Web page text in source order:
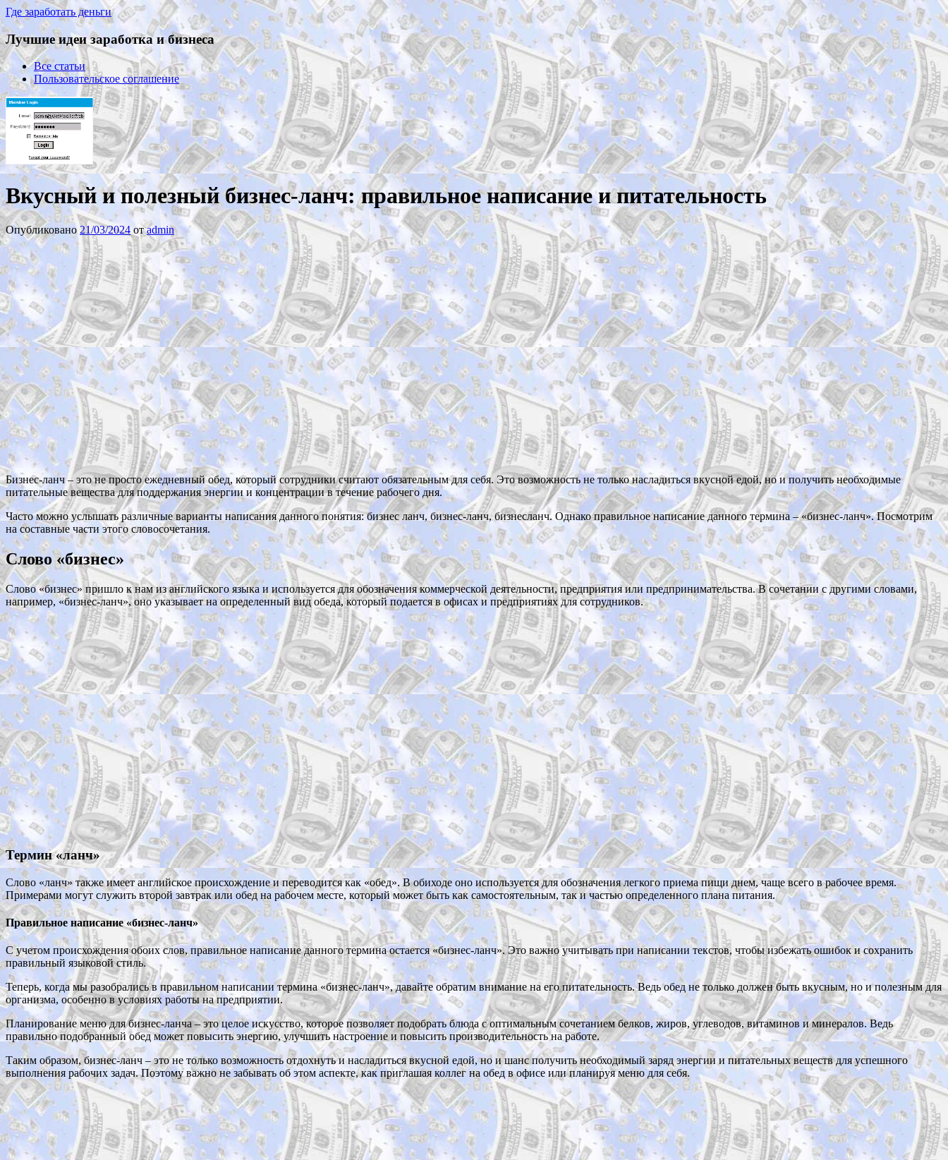
Где заработать деньги
Лучшие идеи заработка и бизнеса
Все статьи
Пользовательское соглашение
Вкусный и полезный бизнес-ланч: правильное написание и питательность
Опубликовано21/03/2024 отadmin
Бизнес-ланч – это не просто ежедневный обед, который сотрудники считают обязательным для себя. Это возможность не только насладиться вкусной едой, но и получить необходимые
питательные вещества для поддержания энергии и концентрации в течение рабочего дня.
Часто можно услышать различные варианты написания данного понятия: бизнес ланч, бизнес-ланч, бизнесланч. Однако правильное написание данного термина – «бизнес-ланч». Посмотрим
на составные части этого словосочетания.
Слово «бизнес»
Слово «бизнес» пришло к нам из английского языка и используется для обозначения коммерческой деятельности, предприятия или предпринимательства. В сочетании с другими словами,
например, «бизнес-ланч», оно указывает на определенный вид обеда, который подается в офисах и предприятиях для сотрудников.
Термин «ланч»
Слово «ланч» также имеет английское происхождение и переводится как «обед». В обиходе оно используется для обозначения легкого приема пищи днем, чаще всего в рабочее время.
Примерами могут служить второй завтрак или обед на рабочем месте, который может быть как самостоятельным, так и частью определенного плана питания.
Правильное написание «бизнес-ланч»
С учетом происхождения обоих слов, правильное написание данного термина остается «бизнес-ланч». Это важно учитывать при написании текстов, чтобы избежать ошибок и сохранить
правильный языковой стиль.
Теперь, когда мы разобрались в правильном написании термина «бизнес-ланч», давайте обратим внимание на его питательность. Ведь обед не только должен быть вкусным, но и полезным для
организма, особенно в условиях работы на предприятии.
Планирование меню для бизнес-ланча – это целое искусство, которое позволяет подобрать блюда с оптимальным сочетанием белков, жиров, углеводов, витаминов и минералов. Ведь
правильно подобранный обед может повысить энергию, улучшить настроение и повысить производительность на работе.
Таким образом, бизнес-ланч – это не только возможность отдохнуть и насладиться вкусной едой, но и шанс получить необходимый заряд энергии и питательных веществ для успешного
выполнения рабочих задач. Поэтому важно не забывать об этом аспекте, как приглашая коллег на обед в офисе или планируя меню для себя.